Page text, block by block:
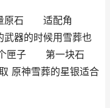
原石 适配角
器的时候用雪葬也
匣子 第一块石
原神雪葬的星银适合